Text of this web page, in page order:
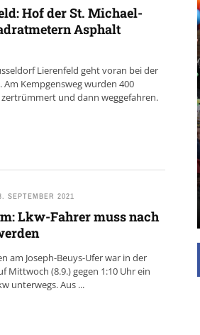
Hof der St. Michael-
Asphalt
Lierenfeld geht voran bei der
Am Kempgensweg wurden 400
und dann weggefahren.
SEPTEMBER 2021
Lkw-Fahrer muss nach
am Joseph-Beuys-Ufer war in der
Mittwoch (8.9.) gegen 1:10 Uhr ein
unterwegs. Aus ...
CHIC: WIE
DEN
STIL IN IHREM
des Industriezeitalters. Die Basis für
Elementen und großen